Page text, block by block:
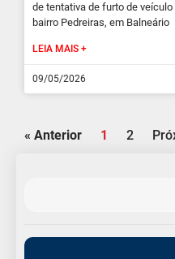
de tentativa de furto de
bairro Pedreiras, em Balneário
LEIA MAIS +
09/05/2026
« Anterior 1 2